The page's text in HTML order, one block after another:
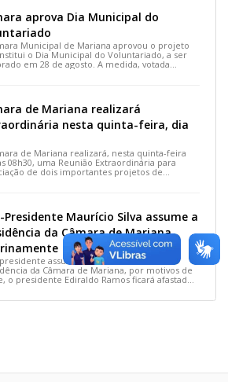
aprova Dia Municipal do
Municipal de Mariana aprovou o projeto
o Dia Municipal do Voluntariado, a ser
em 28 de agosto. A medida, votada
de Mariana realizará
nesta quinta-feira, dia
de Mariana realizará, nesta quinta-feira
08h30, uma Reunião Extraordinária para
de dois importantes projetos de
Presidente Maurício Silva assume a
da Câmara de Mariana
assume interinamente a
da Câmara de Mariana, por motivos de
o presidente Ediraldo Ramos ficará afastado